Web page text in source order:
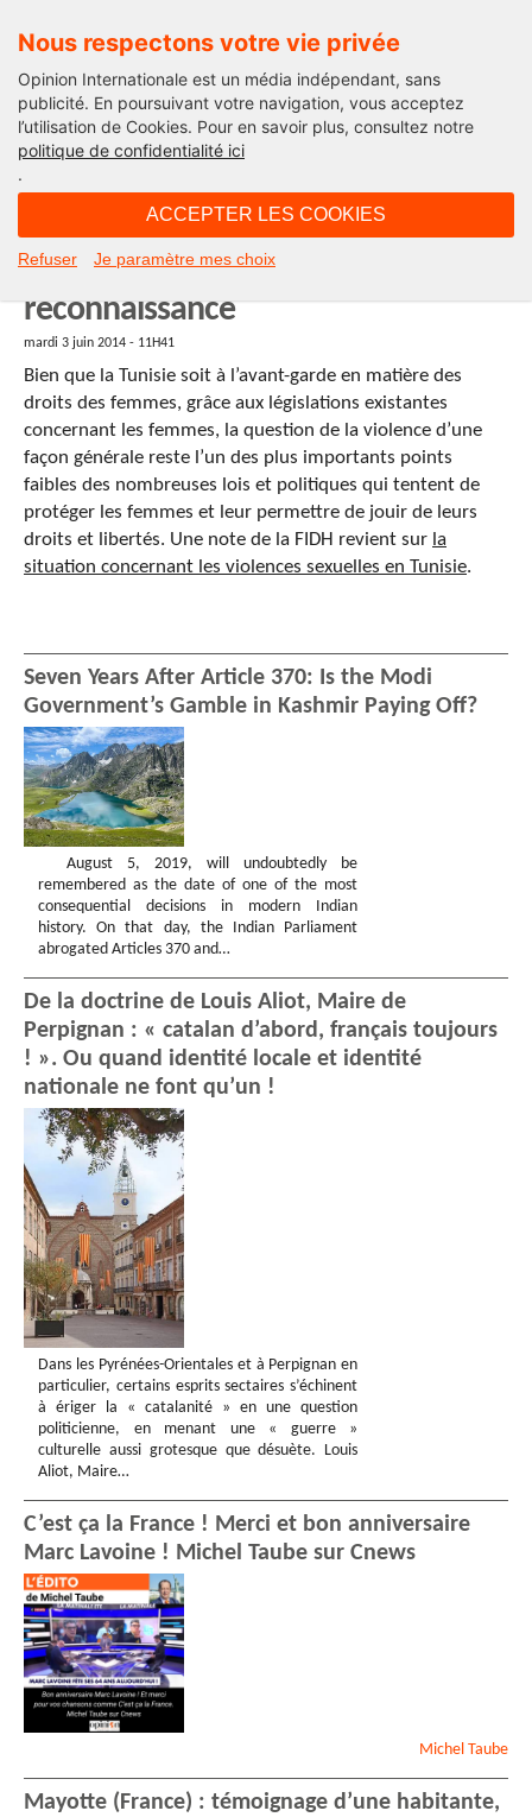
Nous respectons votre vie privée
Opinion Internationale est un média indépendant, sans
publicité. En poursuivant votre navigation, vous acceptez
l’utilisation de Cookies. Pour en savoir plus, consultez notre
politique de confidentialité ici
.
ACCEPTER LES COOKIES
Refuser Je paramètre mes choix
Violences sexuelles en Tunisie :
après le déni, un début de
reconnaissance
mardi 3 juin 2014 - 11H41
Bien que la Tunisie soit à l’avant-garde en matière des
droits des femmes, grâce aux législations existantes
concernant les femmes, la question de la violence d’une
façon générale reste l’un des plus importants points
faibles des nombreuses lois et politiques qui tentent de
protéger les femmes et leur permettre de jouir de leurs
droits et libertés. Une note de la FIDH revient sur la
situation concernant les violences sexuelles en Tunisie.
Seven Years After Article 370: Is the Modi
Government’s Gamble in Kashmir Paying Off?
August 5, 2019, will undoubtedly be
remembered as the date of one of the most
consequential decisions in modern Indian
history. On that day, the Indian Parliament
abrogated Articles 370 and…
De la doctrine de Louis Aliot, Maire de
Perpignan : « catalan d’abord, français toujours
! ». Ou quand identité locale et identité
nationale ne font qu’un !
Dans les Pyrénées-Orientales et à Perpignan en
particulier, certains esprits sectaires s’échinent
à ériger la « catalanité » en une question
politicienne, en menant une « guerre »
culturelle aussi grotesque que désuète. Louis
Aliot, Maire…
C’est ça la France ! Merci et bon anniversaire
Marc Lavoine ! Michel Taube sur Cnews
Michel Taube
Mayotte (France) : témoignage d’une habitante,